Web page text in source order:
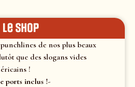
le shop
de nos plus beaux
que des slogans vides
!
ports inclus !-